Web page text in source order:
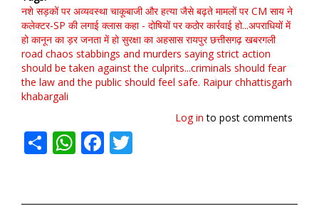
नशे सड़कों पर अव्यवस्था चाकूबाजी और हत्या जैसे बढ़ते मामलों पर CM साय ने
कलेक्टर-SP की लगाई क्लास कहा - दोषियों पर कठोर कार्रवाई हो...अपराधियों में
हो कानून का ड़र जनता में हो सुरक्षा का अहसास रायपुर छत्तीसगढ़ खबरगली
road chaos stabbings and murders saying strict action
should be taken against the culprits...criminals should fear
the law and the public should feel safe. Raipur chhattisgarh
khabargali
Log in to post comments
ShareWhatsApp
Facebook